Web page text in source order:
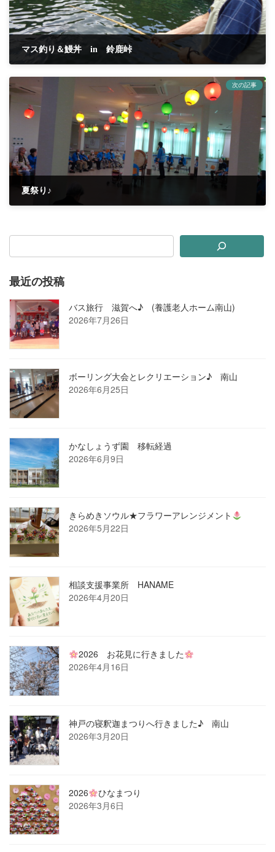
マス釣り＆鰻丼 in 鈴鹿峠
次の記事
夏祭り♪
最近の投稿
バス旅行 滋賀へ♪ (養護老人ホーム南山)
2026年7月26日
ボーリング大会とレクリエーション♪ 南山
2026年6月25日
かなしょうず園 移転経過
2026年6月9日
きらめきソウル★フラワーアレンジメント
2026年5月22日
相談支援事業所 HANAME
2026年4月20日
2026 お花見に行きました
2026年4月16日
神戸の寝釈迦まつりへ行きました♪ 南山
2026年3月20日
2026
ひなまつり
2026年3月6日